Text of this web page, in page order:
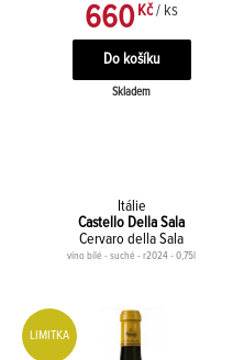
660Kč / ks
Skladem
Itálie
Castello Della Sala
Cervaro della Sala
víno bílé - suché - r2024 - 0,75l
LIMITKA